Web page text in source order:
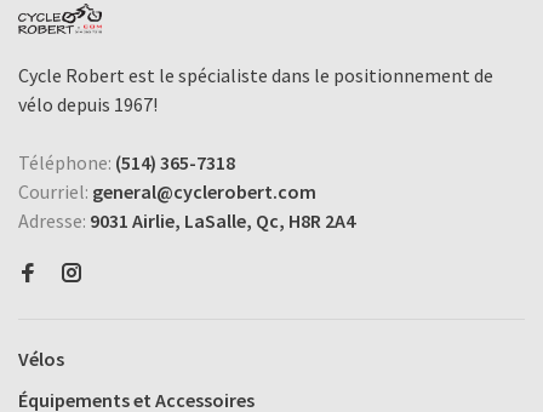
Cycle Robert est le spécialiste dans le positionnement de
vélo depuis 1967!
Téléphone: (514) 365-7318
Courriel: general@cyclerobert.com
Adresse: 9031 Airlie, LaSalle, Qc, H8R 2A4
Vélos
Équipements et Accessoires